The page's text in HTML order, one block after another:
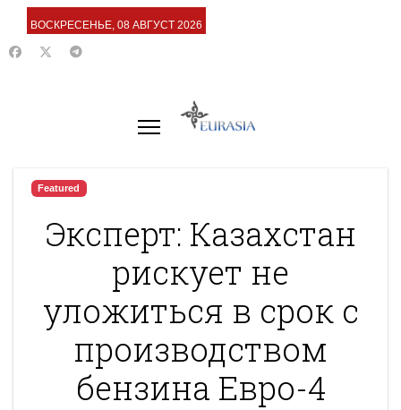
ВОСКРЕСЕНЬЕ, 08 АВГУСТ 2026
Featured
Эксперт: Казахстан
рискует не
уложиться в срок с
производством
бензина Евро-4